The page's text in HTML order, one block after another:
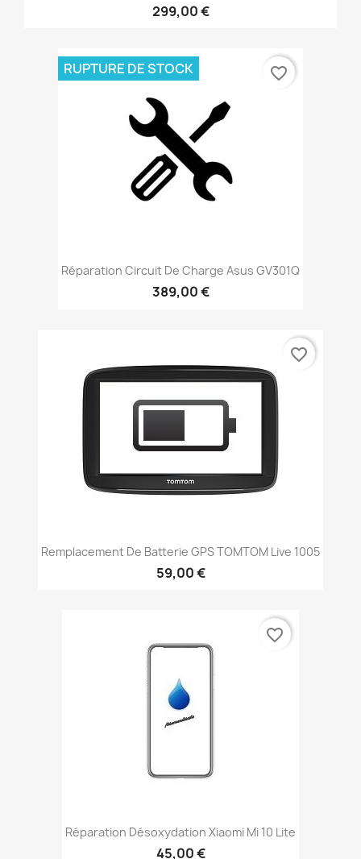
299,00 €
Réparation Circuit De Charge Asus GV301Q
389,00 €
RUPTURE DE STOCK favorite_border
Remplacement De Batterie GPS TOMTOM Live 1005
59,00 €
favorite_border
Réparation Désoxydation Xiaomi Mi 10 Lite
45,00 €
favorite_border